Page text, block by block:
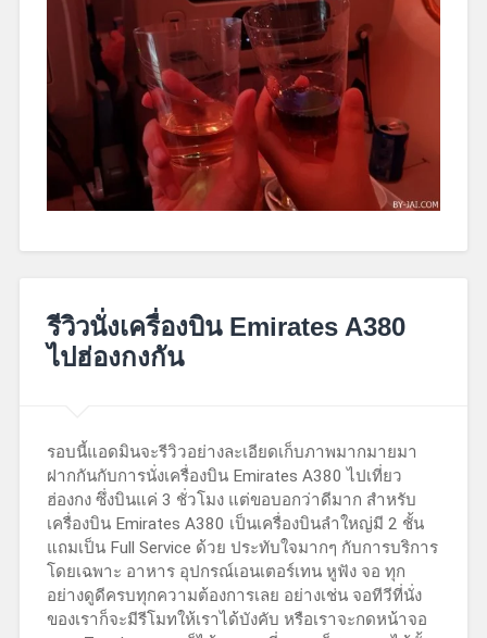
28,
2018
รีวิวนั่งเครื่องบิน Emirates A380
ไปฮ่องกงกัน
รอบนี้แอดมินจะรีวิวอย่างละเอียดเก็บภาพมากมายมา
ฝากกันกับการนั่งเครื่องบิน Emirates A380 ไปเที่ยว
ฮ่องกง ซึ่งบินแค่ 3 ชั่วโมง แต่ขอบอกว่าดีมาก สำหรับ
เครื่องบิน Emirates A380 เป็นเครื่องบินลำใหญ่มี 2 ชั้น
แถมเป็น Full Service ด้วย ประทับใจมากๆ กับการบริการ
โดยเฉพาะ อาหาร อุปกรณ์เอนเตอร์เทน หูฟัง จอ ทุก
อย่างดูดีครบทุกความต้องการเลย อย่างเช่น จอทีวีที่นั่ง
ของเราก็จะมีรีโมทให้เราได้บังคับ หรือเราจะกดหน้าจอ